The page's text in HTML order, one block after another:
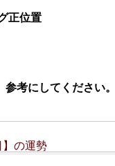
正位置
参考にしてください
の運勢